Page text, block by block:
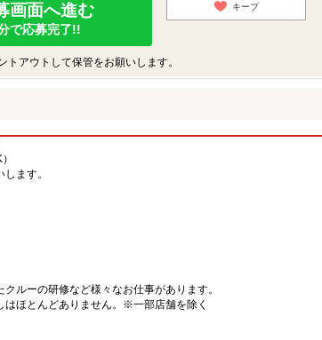
画面へ進む
で応募完了!!
キープ
アウトして保管をお願いします。
ます。
ルーの研修など様々なお仕事があります。
ほとんどありません。※一部店舗を除く